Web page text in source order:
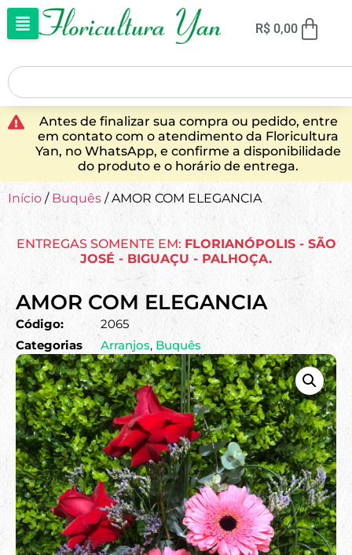
R$ 0,00
Antes de finalizar sua compra ou pedido, entre
em contato com o atendimento da Floricultura
Yan, no WhatsApp, e confirme a disponibilidade
do produto e o horário de entrega.
Início / Buquês / AMOR COM ELEGANCIA
ENTREGAS SOMENTE EM: FLORIANÓPOLIS - SÃO
JOSÉ - BIGUAÇU - PALHOÇA.
AMOR COM ELEGANCIA
Código:
2065
Categorias
Arranjos, Buquês